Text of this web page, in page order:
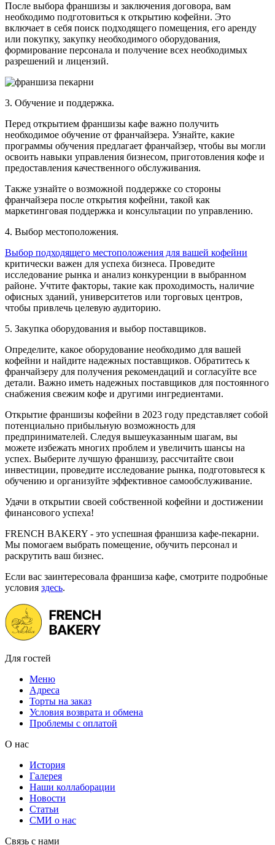
После выбора франшизы и заключения договора, вам
необходимо подготовиться к открытию кофейни. Это
включает в себя поиск подходящего помещения, его аренду
или покупку, закупку необходимого оборудования,
формирование персонала и получение всех необходимых
разрешений и лицензий.
3. Обучение и поддержка.
Перед открытием франшизы кафе важно получить
необходимое обучение от франчайзера. Узнайте, какие
программы обучения предлагает франчайзер, чтобы вы могли
освоить навыки управления бизнесом, приготовления кофе и
предоставления качественного обслуживания.
Также узнайте о возможной поддержке со стороны
франчайзера после открытия кофейни, такой как
маркетинговая поддержка и консультации по управлению.
4. Выбор местоположения.
Выбор подходящего местоположения для вашей кофейни
критически важен для успеха бизнеса. Проведите
исследование рынка и анализ конкуренции в выбранном
районе. Учтите факторы, такие как проходимость, наличие
офисных зданий, университетов или торговых центров,
чтобы привлечь целевую аудиторию.
5. Закупка оборудования и выбор поставщиков.
Определите, какое оборудование необходимо для вашей
кофейни и найдите надежных поставщиков. Обратитесь к
франчайзеру для получения рекомендаций и согласуйте все
детали. Важно иметь надежных поставщиков для постоянного
снабжения свежим кофе и другими ингредиентами.
Открытие франшизы кофейни в 2023 году представляет собой
потенциально прибыльную возможность для
предпринимателей. Следуя вышеуказанным шагам, вы
можете избежать многих проблем и увеличить шансы на
успех. Выберите лучшую франшизу, рассчитайте свои
инвестиции, проведите исследование рынка, подготовьтеся к
обучению и организуйте эффективное самообслуживание.
Удачи в открытии своей собственной кофейни и достижении
финансового успеха!
FRENCH BAKERY - это успешная франшиза кафе-пекарни.
Мы помогаем выбрать помещение, обучить персонал и
раскрутить ваш бизнес.
Если вас заинтересовала франшиза кафе, смотрите подробные
условия здесь.
Для гостей
Меню
Адреса
Торты на заказ
Условия возврата и обмена
Проблемы с оплатой
О нас
История
Галерея
Наши коллаборации
Новости
Статьи
СМИ о нас
Связь с нами